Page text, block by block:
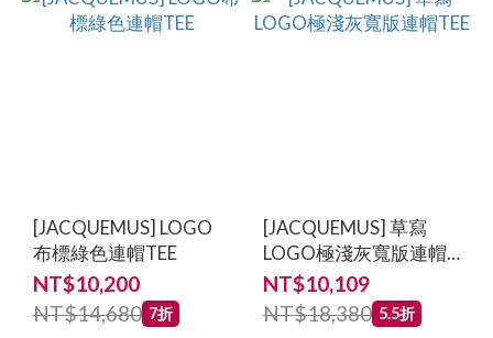
[JACQUEMUS] LOGO
布標綠色連帽TEE
NT$10,200
NT$14,680 7折
[JACQUEMUS] 草寫
LOGO極淺灰寬版連帽
TEE
NT$10,109
NT$18,380 5.5折